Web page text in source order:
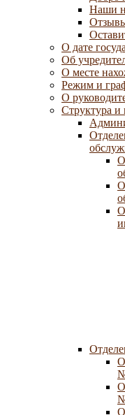
Наши
О дате
Об
О месте
Режим и
О
Структура и
№